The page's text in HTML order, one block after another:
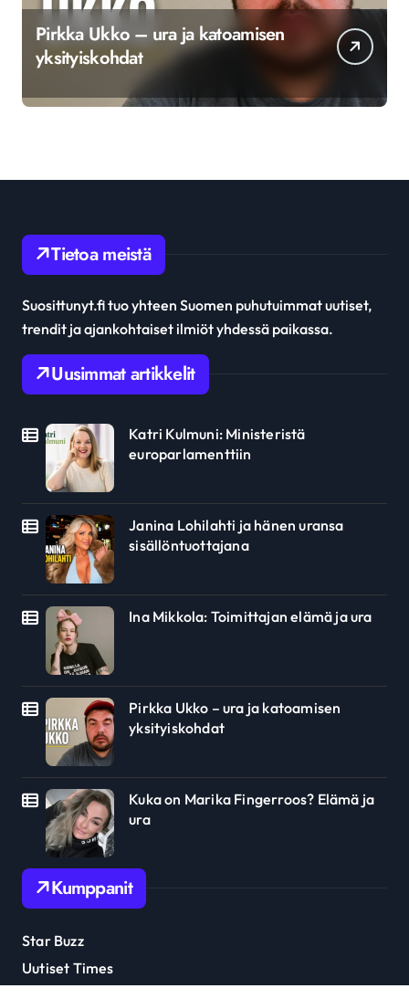
Pirkka Ukko – ura ja katoamisen
yksityiskohdat
Tietoa meistä
Suosittunyt.fi tuo yhteen Suomen puhutuimmat uutiset,
trendit ja ajankohtaiset ilmiöt yhdessä paikassa.
Uusimmat artikkelit
Katri Kulmuni: Ministeristä
europarlamenttiin
Janina Lohilahti ja hänen uransa
sisällöntuottajana
Ina Mikkola: Toimittajan elämä ja ura
Pirkka Ukko – ura ja katoamisen
yksityiskohdat
Kuka on Marika Fingerroos? Elämä ja
ura
Kumppanit
Star Buzz
Uutiset Times